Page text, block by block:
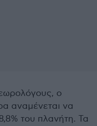
ο
αναμένεται να
του πλανήτη. Τα